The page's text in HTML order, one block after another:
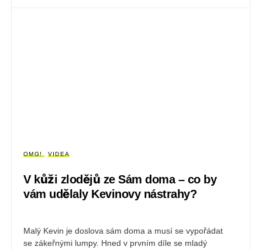
OMG! VIDEA
V kůži zlodějů ze Sám doma – co by
vám udělaly Kevinovy nástrahy?
Malý Kevin je doslova sám doma a musí se vypořádat
se zákeřnými lumpy. Hned v prvním díle se mladý